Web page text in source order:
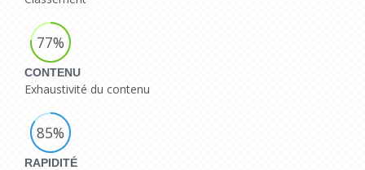
77%
CONTENU
Exhaustivité du contenu
85%
RAPIDITÉ